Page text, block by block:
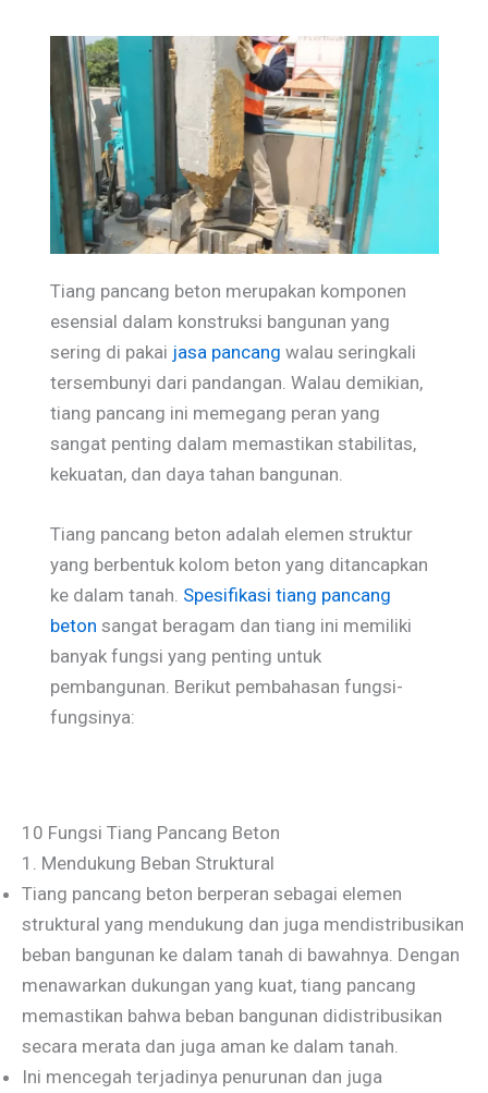
Tiang pancang beton merupakan komponen
esensial dalam konstruksi bangunan yang
sering di pakai jasa pancang walau seringkali
tersembunyi dari pandangan. Walau demikian,
tiang pancang ini memegang peran yang
sangat penting dalam memastikan stabilitas,
kekuatan, dan daya tahan bangunan.
Tiang pancang beton adalah elemen struktur
yang berbentuk kolom beton yang ditancapkan
ke dalam tanah. Spesifikasi tiang pancang
beton sangat beragam dan tiang ini memiliki
banyak fungsi yang penting untuk
pembangunan. Berikut pembahasan fungsi-
fungsinya:
10 Fungsi Tiang Pancang Beton
1. Mendukung Beban Struktural
Tiang pancang beton berperan sebagai elemen
struktural yang mendukung dan juga mendistribusikan
beban bangunan ke dalam tanah di bawahnya. Dengan
menawarkan dukungan yang kuat, tiang pancang
memastikan bahwa beban bangunan didistribusikan
secara merata dan juga aman ke dalam tanah.
Ini mencegah terjadinya penurunan dan juga